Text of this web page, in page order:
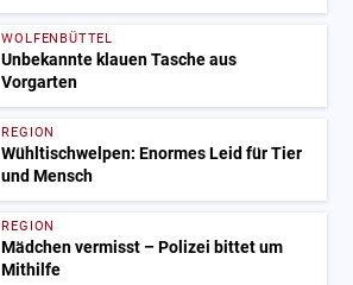
WOLFENBÜTTEL
Unbekannte klauen Tasche aus
Vorgarten
REGION
Wühltischwelpen: Enormes Leid für Tier
und Mensch
REGION
Mädchen vermisst – Polizei bittet um
Mithilfe